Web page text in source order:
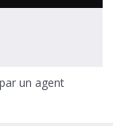
un agent